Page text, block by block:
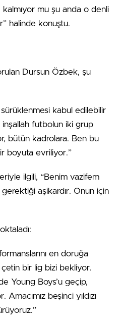
mu şu anda o denli
halinde konuştu.
Dursun Özbek, şu
kabul edilebilir
inşallah futbolun iki grup
bütün kadrolara. Ben bu
boyuta evriliyor.”
ilgili, “Benim vazifem
aşikardır. Onun için
en doruğa
bir lig bizi bekliyor.
Young Boys’u geçip,
beşinci yıldızı